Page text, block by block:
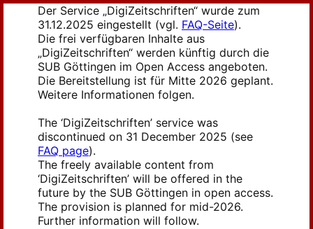
Der Service „DigiZeitschriften“ wurde zum
31.12.2025 eingestellt (vgl. FAQ-Seite).
Die frei verfügbaren Inhalte aus
„DigiZeitschriften“ werden künftig durch die
SUB Göttingen im Open Access angeboten.
Die Bereitstellung ist für Mitte 2026 geplant.
Weitere Informationen folgen.
The ‘DigiZeitschriften’ service was
discontinued on 31 December 2025 (see
FAQ page).
The freely available content from
‘DigiZeitschriften’ will be offered in the
future by the SUB Göttingen in open access.
The provision is planned for mid-2026.
Further information will follow.